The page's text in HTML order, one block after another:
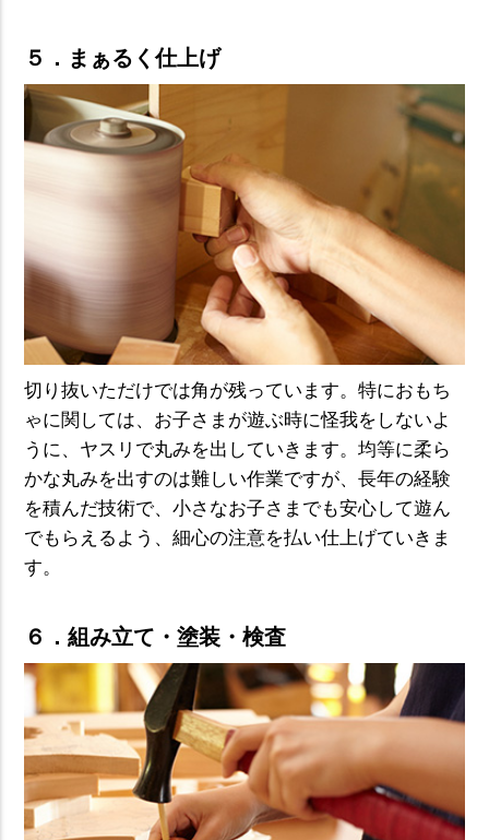
５．まぁるく仕上げ
切り抜いただけでは角が残っています。特におもち
ゃに関しては、お子さまが遊ぶ時に怪我をしないよ
うに、ヤスリで丸みを出していきます。均等に柔ら
かな丸みを出すのは難しい作業ですが、長年の経験
を積んだ技術で、小さなお子さまでも安心して遊ん
でもらえるよう、細心の注意を払い仕上げていきま
す。
６．組み立て・塗装・検査